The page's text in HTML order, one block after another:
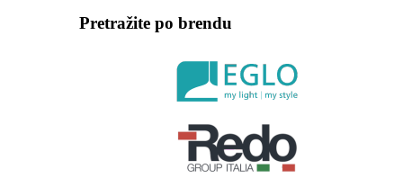
Pretražite po brendu